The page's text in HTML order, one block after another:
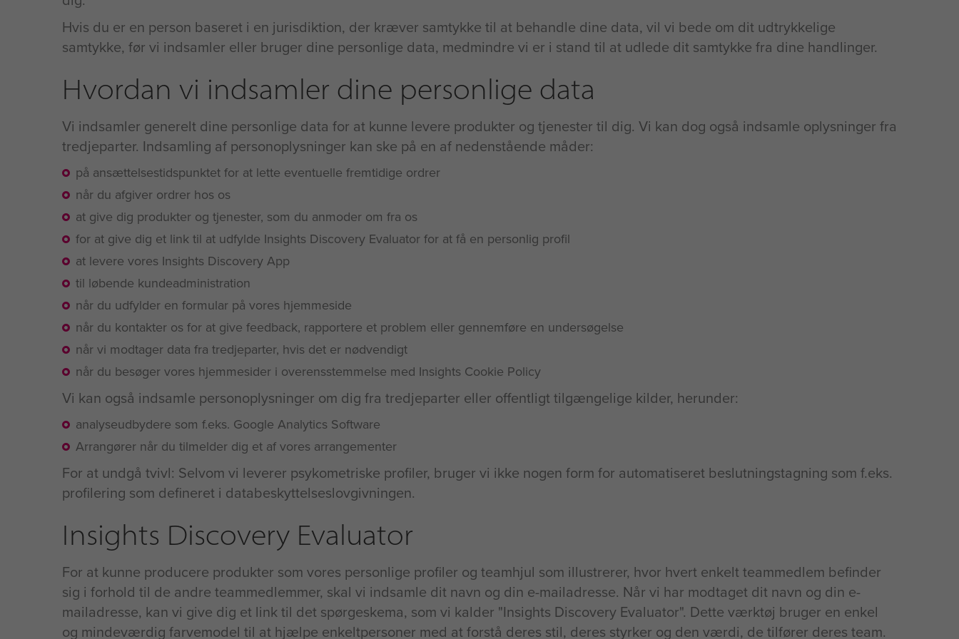
Hvis du er en person baseret i en jurisdiktion, der kræver samtykke til at behandle dine data, vil vi bede om dit udtrykkelige
samtykke, før vi indsamler eller bruger dine personlige data, medmindre vi er i stand til at udlede dit samtykke fra dine handlinger.
Hvordan vi indsamler dine personlige data
Vi indsamler generelt dine personlige data for at kunne levere produkter og tjenester til dig. Vi kan dog også indsamle oplysninger fra
tredjeparter. Indsamling af personoplysninger kan ske på en af nedenstående måder:
på ansættelsestidspunktet for at lette eventuelle fremtidige ordrer
når du afgiver ordrer hos os
at give dig produkter og tjenester, som du anmoder om fra os
for at give dig et link til at udfylde Insights Discovery Evaluator for at få en personlig profil
at levere vores Insights Discovery App
til løbende kundeadministration
når du udfylder en formular på vores hjemmeside
når du kontakter os for at give feedback, rapportere et problem eller gennemføre en undersøgelse
når vi modtager data fra tredjeparter, hvis det er nødvendigt
når du besøger vores hjemmesider i overensstemmelse med Insights Cookie Policy
Vi kan også indsamle personoplysninger om dig fra tredjeparter eller offentligt tilgængelige kilder, herunder:
analyseudbydere som f.eks. Google Analytics Software
Arrangører når du tilmelder dig et af vores arrangementer
For at undgå tvivl: Selvom vi leverer psykometriske profiler, bruger vi ikke nogen form for automatiseret beslutningstagning som f.eks.
profilering som defineret i databeskyttelseslovgivningen.
Insights Discovery Evaluator
For at kunne producere produkter som vores personlige profiler og teamhjul som illustrerer, hvor hvert enkelt teammedlem befinder
sig i forhold til de andre teammedlemmer, skal vi indsamle dit navn og din e-mailadresse. Når vi har modtaget dit navn og din e-
mailadresse, kan vi give dig et link til det spørgeskema, som vi kalder "Insights Discovery Evaluator". Dette værktøj bruger en enkel
og mindeværdig farvemodel til at hjælpe enkeltpersoner med at forstå deres stil, deres styrker og den værdi, de tilfører deres team.